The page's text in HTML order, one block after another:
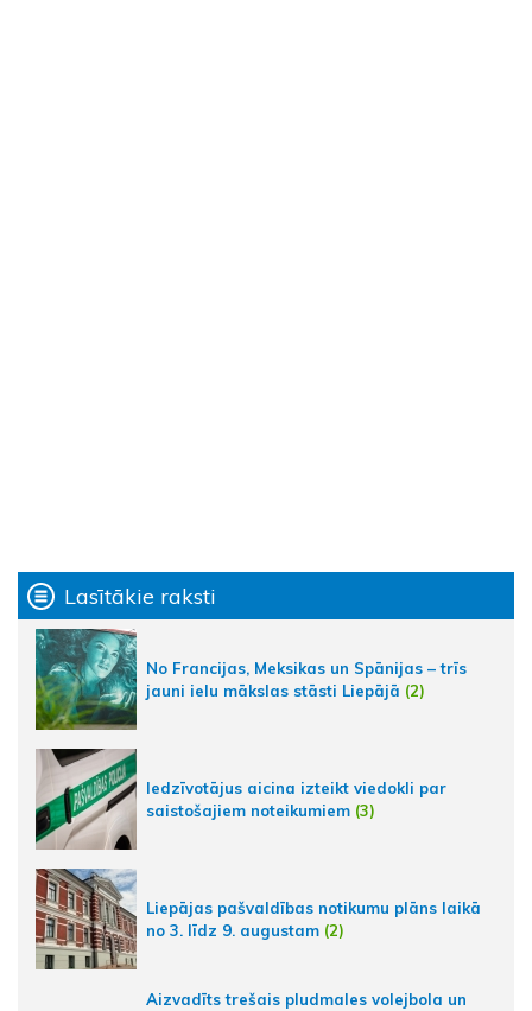
Lasītākie raksti
No Francijas, Meksikas un Spānijas – trīs
jauni ielu mākslas stāsti Liepājā (2)
Iedzīvotājus aicina izteikt viedokli par
saistošajiem noteikumiem (3)
Liepājas pašvaldības notikumu plāns laikā
no 3. līdz 9. augustam (2)
Aizvadīts trešais pludmales volejbola un